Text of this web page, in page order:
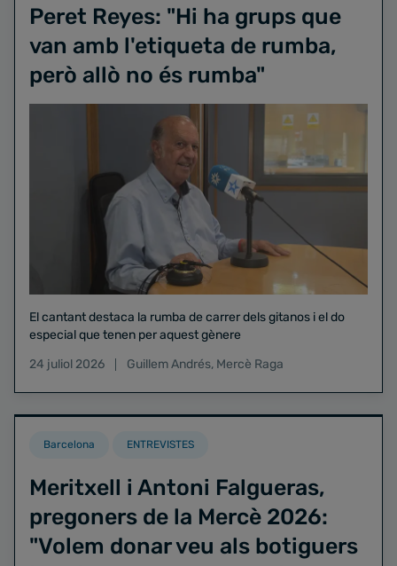
Peret Reyes: "Hi ha grups que
van amb l'etiqueta de rumba,
però allò no és rumba"
El cantant destaca la rumba de carrer dels gitanos i el do
especial que tenen per aquest gènere
24 juliol 2026
Guillem Andrés, Mercè Raga
Barcelona ENTREVISTES
Meritxell i Antoni Falgueras,
pregoners de la Mercè 2026:
"Volem donar veu als botiguers